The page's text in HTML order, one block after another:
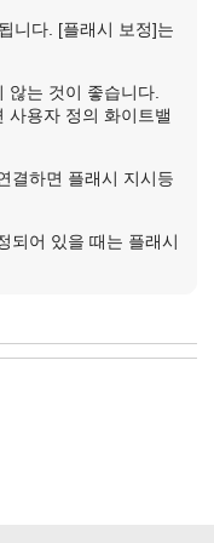
니다. [플래시 보정]는
않는 것이 좋습니다.
사용자 정의 화이트밸
결하면 플래시 지시등
되어 있을 때는 플래시